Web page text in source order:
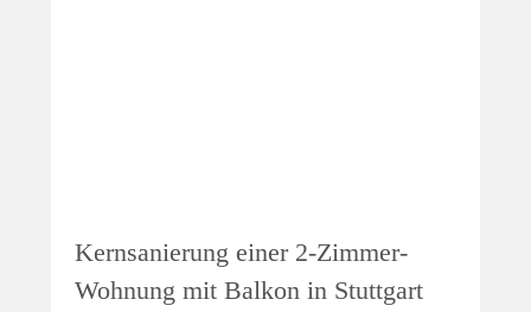
Kernsanierung einer 2-Zimmer-
Wohnung mit Balkon in Stuttgart